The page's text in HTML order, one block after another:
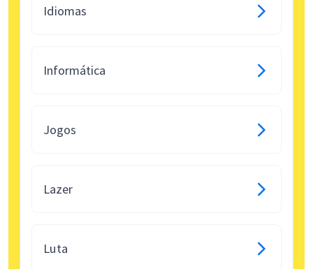
Idiomas
Informática
Jogos
Lazer
Luta